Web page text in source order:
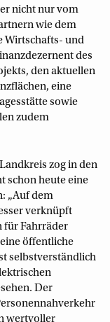
nicht nur vom
wie dem
Wirtschafts- und
des
den aktuellen
eine
sowie
zudem
zog in den
schon heute eine
„Auf dem
verknüpft
für Fahrräder
öffentliche
selbstverständlich
Der
wertvoller